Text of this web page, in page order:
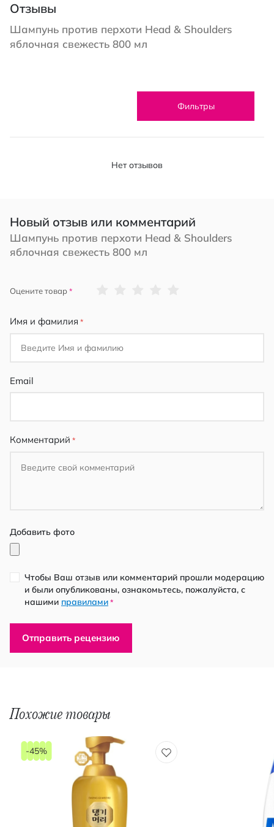
Отзывы
Шампунь против перхоти Head & Shoulders
яблочная свежесть 800 мл
Фильтры
Нет отзывов
Новый отзыв или комментарий
Шампунь против перхоти Head & Shoulders
яблочная свежесть 800 мл
Оцените товар
Имя и фамилия
Email
Комментарий
Добавить фото
Чтобы Ваш отзыв или комментарий прошли модерацию
и были опубликованы, ознакомьтесь, пожалуйста, с
нашими правилами *
Отправить рецензию
Похожие товары
-45%